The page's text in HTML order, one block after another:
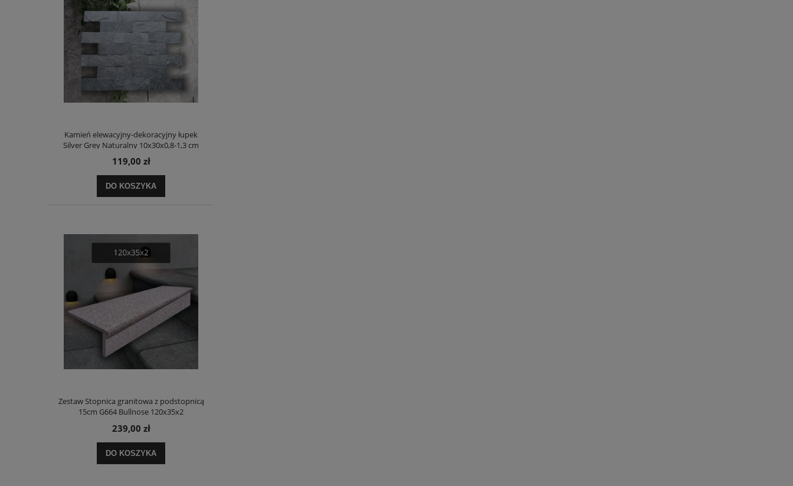
Kamień elewacyjny-dekoracyjny łupek
Silver Grey Naturalny 10x30x0,8-1,3 cm
119,00 zł
DO KOSZYKA
Zestaw Stopnica granitowa z podstopnicą
15cm G664 Bullnose 120x35x2
239,00 zł
DO KOSZYKA